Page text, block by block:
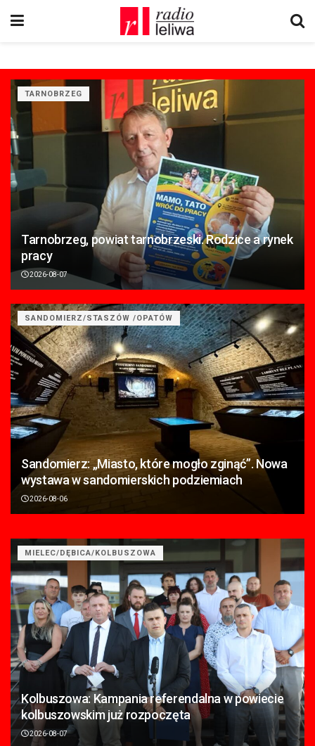
TARNOBRZEG
Tarnobrzeg, powiat tarnobrzeski. Rodzice a rynek
pracy
2026-08-07
SANDOMIERZ/STASZÓW /OPATÓW
Sandomierz: „Miasto, które mogło zginąć”. Nowa
wystawa w sandomierskich podziemiach
2026-08-06
MIELEC/DĘBICA/KOLBUSZOWA
Kolbuszowa: Kampania referendalna w powiecie
kolbuszowskim już rozpoczęta
2026-08-07